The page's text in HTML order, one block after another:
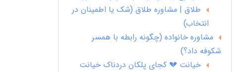
طلاق | مشاوره طلاق (شک یا اطمینان در
انتخاب)
مشاوره خانواده (چگونه رابطه با همسر
شکوفه داد؟)
خیانت 💔 کجای پلکان دردناک خیانت